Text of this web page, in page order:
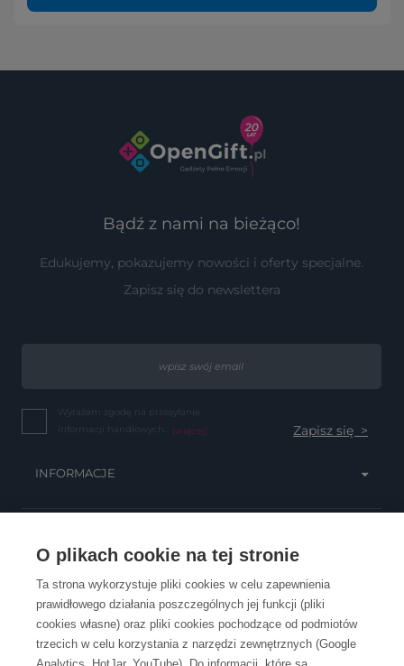
O plikach cookie na tej stronie
Ta strona wykorzystuje pliki cookies w celu zapewnienia
prawidłowego działania poszczególnych jej funkcji (pliki
cookies własne) oraz pliki cookies pochodzące od podmiotów
trzecich w celu korzystania z narzędzi zewnętrznych (Google
Bądź z nami na bieżąco!
Edukujemy, pokazujemy nowości i oferty specjalne.
Zapisz się do newslettera
Wyrażam zgodę na przesyłanie
informacji handlowych... (więcej)
INFORMACJE
OBSŁUGA KLIENTA
KONTAKT